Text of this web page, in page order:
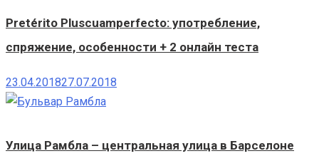
Pretérito Pluscuamperfecto: употребление,
спряжение, особенности + 2 онлайн теста
23.04.201827.07.2018
Улица Рамбла – центральная улица в Барселоне